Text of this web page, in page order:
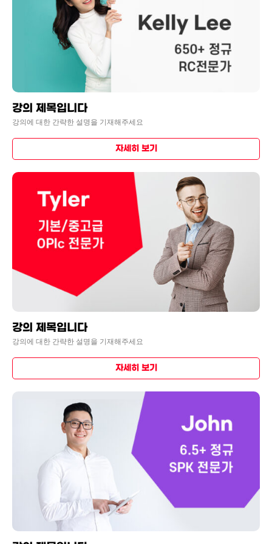
강의 제목입니다
강의에 대한 간략한 설명을 기재해주세요
자세히 보기
강의 제목입니다
강의에 대한 간략한 설명을 기재해주세요
자세히 보기